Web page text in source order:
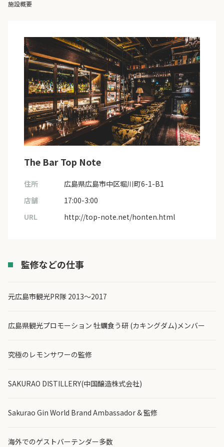
施設概要
The Bar Top Note
住所
広島県広島市中区堀川町6-1-B1
店舗
17:00-3:00
URL
http://top-note.net/honten.html
監修などの仕事
元広島市観光PR隊 2013～2017
広島県観光プロモーション 牡蠣食う研 (カキングダム)メンバー
究極のレモンサワーの監修
SAKURAO DISTILLERY(中国醸造株式会社)
Sakurao Gin World Brand Ambassador & 監修
海外でのゲストバーテンダー多数